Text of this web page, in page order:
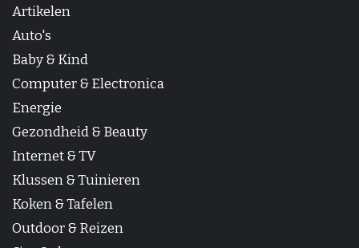
Artikelen
Auto's
Baby & Kind
Computer & Electronica
Energie
Gezondheid & Beauty
Internet & TV
Klussen & Tuinieren
Koken & Tafelen
Outdoor & Reizen